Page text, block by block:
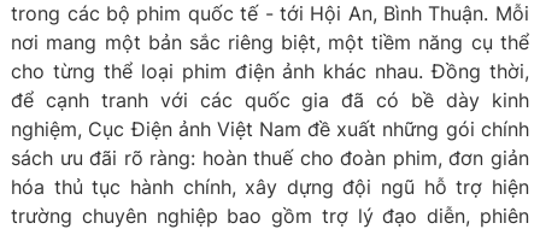
trong các bộ phim quốc tế - tới Hội An, Bình Thuận. Mỗi
nơi mang một bản sắc riêng biệt, một tiềm năng cụ thể
cho từng thể loại phim điện ảnh khác nhau. Đồng thời,
để cạnh tranh với các quốc gia đã có bề dày kinh
nghiệm, Cục Điện ảnh Việt Nam đề xuất những gói chính
sách ưu đãi rõ ràng: hoàn thuế cho đoàn phim, đơn giản
hóa thủ tục hành chính, xây dựng đội ngũ hỗ trợ hiện
trường chuyên nghiệp bao gồm trợ lý đạo diễn, phiên